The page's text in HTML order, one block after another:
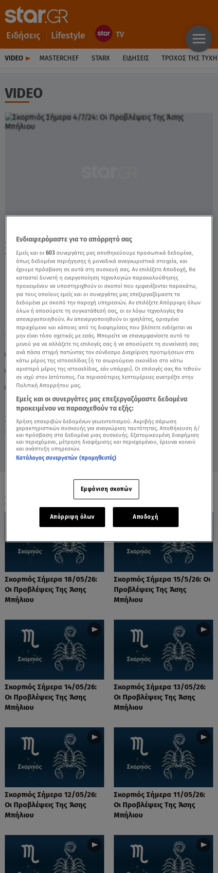
Ειδήσεις Lifestyle
VIDEO MASTERCHEF STARX ΕΙΔΉΣΕΙΣ ΤΡΟΧΌΣ ΤΗΣ
VIDEO
Σάββατο 8 Αυγούστου 2026
04.07.24, 12:43 ΖΩΔΙΑ
Σκορπιός Σήμερα 4/7/24: Οι Προβλέψεις
Tης Άσης Μπήλιου - Video
TAGS: ΣΚΟΡΠΙΟΣ ΖΩΔΙΑ ΖΩΔΙΑ ΣΗΜΕΡΑ
ΑΣΗ ΜΠΗΛΙΟΥ
ΑΣΤΡΟΛΟΓΙΚΕΣ ΠΡΟΒΛΕΨΕΙΣ
ΖΩΔΙΑ ΑΣΗ ΜΠΗΛΙΟΥ
ΗΜΕΡΗΣΙΕΣ ΠΡΟΒΛΕΨΕΙΣ
BREAKFAST@STAR
ΟΛΑ ΤΑ ΒΙΝΤΕΟ
Σκορπιός Σήμερα 18/05/26:
Οι Προβλέψεις Tης Άσης
Μπήλιου
Σκορπιός Σήμερα 15/5/26: Οι
Προβλέψεις Tης Άσης
Μπήλιου
Σκορπιός Σήμερα 14/05/26:
Οι Προβλέψεις Tης Άσης
Μπήλιου
Σκορπιός Σήμερα 13/05/26:
Οι Προβλέψεις Tης Άσης
Μπήλιου
Σκορπιός Σήμερα 12/05/26:
Οι Προβλέψεις Tης Άσης
Μπήλιου
Σκορπιός Σήμερα 11/05/26:
Οι Προβλέψεις Tης Άσης
Μπήλιου
Ενδιαφερόμαστε για το απόρρητό σας
Εμείς και οι603 συνεργάτες μας αποθηκεύουμε προσωπικά δεδομένα,
όπως δεδομένα περιήγησης ή μοναδικά αναγνωριστικά στοιχεία, και
έχουμε πρόσβαση σε αυτά στη συσκευή σας. Αν επιλέξετε Αποδοχή, θα
καταστεί δυνατή η ενεργοποίηση τεχνολογιών παρακολούθησης
προκειμένου να υποστηριχθούν οι σκοποί που εμφανίζονται παρακάτω,
για τους οποίους εμείς και οι συνεργάτες μας επεξεργαζόμαστε τα
δεδομένα με σκοπό την παροχή υπηρεσιών. Αν επιλέξετε Απόρριψη όλων
όλων ή αποσύρετε τη συγκατάθεσή σας, οι εν λόγω τεχνολογίες θα
απενεργοποιηθούν. Αν απενεργοποιηθούν οι ιχνηλάτες, ορισμένο
περιεχόμενο και κάποιες από τις διαφημίσεις που βλέπετε ενδέχεται να
μην είναι τόσο σχετικές με εσάς. Μπορείτε να επανεμφανίσετε αυτό το
μενού για να αλλάξετε τις επιλογές σας ή να αποσύρετε τη συναίνεσή σας
ανά πάσα στιγμή πατώντας τον σύνδεσμο Διαχείριση προτιμήσεων στο
κάτω μέρος της ιστοσελίδας [ή το αιωρούμενο εικονίδιο στο κάτω
αριστερό μέρος της ιστοσελίδας, εάν υπάρχει]. Οι επιλογές σας θα τεθούν
σε ισχύ στον Ιστότοπος. Για περισσότερες λεπτομέρειες ανατρέξτε στην
Πολιτική Απορρήτου μας.
Εμείς και οι συνεργάτες μας επεξεργαζόμαστε δεδομένα
προκειμένου να παρασχεθούν τα εξής:
Χρήση επακριβών δεδομένων γεωεντοπισμού. Ακριβής σάρωση
χαρακτηριστικών συσκευής για αναγνώριση ταυτότητας. Αποθήκευση ή/
και πρόσβαση στα δεδομένα μιας συσκευής. Εξατομικευμένη διαφήμιση
και περιεχόμενο, μέτρηση διαφήμισης και περιεχομένου, έρευνα κοινού
και ανάπτυξη υπηρεσιών.
Κατάλογος συνεργατών (προμηθευτές)
Εμφάνιση σκοπών
Απόρριψη όλων Αποδοχή